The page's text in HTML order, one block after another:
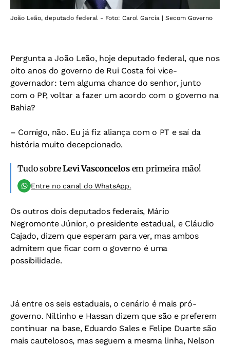
João Leão, deputado federal - Foto: Carol Garcia | Secom Governo
Pergunta a João Leão, hoje deputado federal, que nos
oito anos do governo de Rui Costa foi vice-
governador: tem alguma chance do senhor, junto
com o PP, voltar a fazer um acordo com o governo na
Bahia?
– Comigo, não. Eu já fiz aliança com o PT e saí da
história muito decepcionado.
Tudo sobreLevi Vasconcelosem primeira mão!
Entre no canal do WhatsApp.
Os outros dois deputados federais, Mário
Negromonte Júnior, o presidente estadual, e Cláudio
Cajado, dizem que esperam para ver, mas ambos
admitem que ficar com o governo é uma
possibilidade.
Já entre os seis estaduais, o cenário é mais pró-
governo. Niltinho e Hassan dizem que são e preferem
continuar na base, Eduardo Sales e Felipe Duarte são
mais cautelosos, mas seguem a mesma linha, Nelson